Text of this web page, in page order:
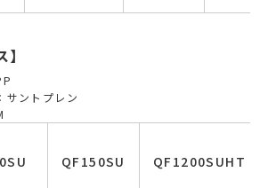
サントプレン
QF150SU QF1200SUHT